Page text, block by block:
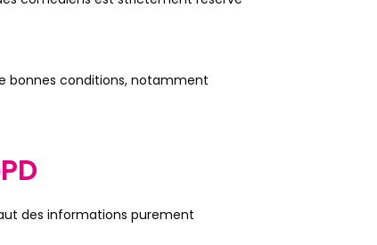
bonnes conditions, notamment
des informations purement